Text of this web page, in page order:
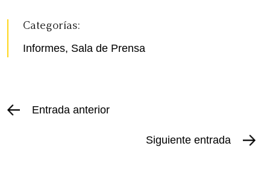
Categorías:
Informes, Sala de Prensa
Entrada anterior
Siguiente entrada